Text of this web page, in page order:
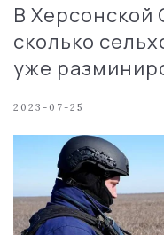
В Херсонской
сколько
уже
2023-07-25